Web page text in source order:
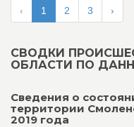
‹ 1 2 3 ›
СВОДКИ
ОБЛАСТИ ПО
Сведения о
территории
2019 года